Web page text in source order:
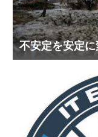
不安定を安定